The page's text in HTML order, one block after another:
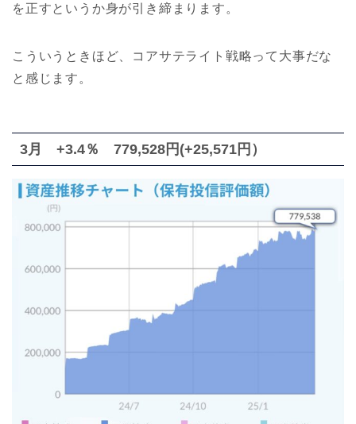
を正すというか身が引き締まります。
こういうときほど、コアサテライト戦略って大事だな
と感じます。
3月 +3.4％ 779,528円(+25,571円）